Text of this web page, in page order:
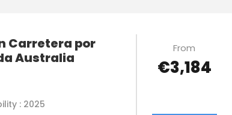
Carretera por
Australia
: 2025
From
€3,184